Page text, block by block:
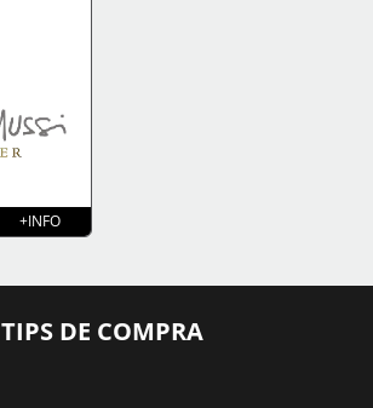
+INFO
TIPS DE COMPRA